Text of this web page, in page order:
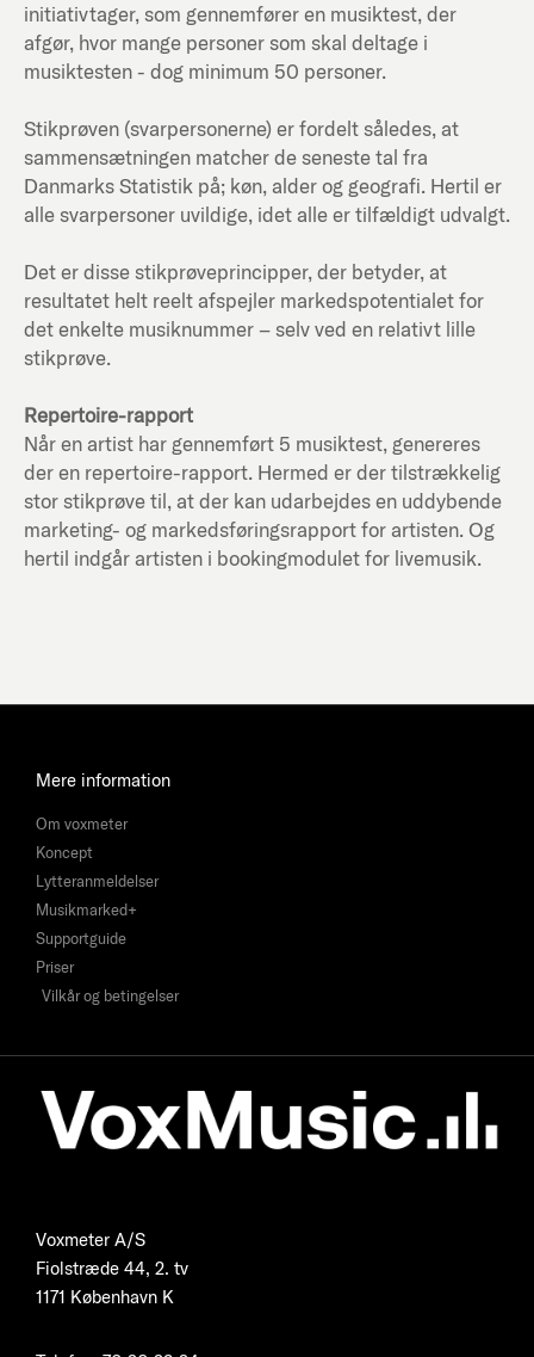
initiativtager, som gennemfører en musiktest, der
afgør, hvor mange personer som skal deltage i
musiktesten - dog minimum 50 personer.
Stikprøven (svarpersonerne) er fordelt således, at
sammensætningen matcher de seneste tal fra
Danmarks Statistik på; køn, alder og geografi. Hertil er
alle svarpersoner uvildige, idet alle er tilfældigt udvalgt.
Det er disse stikprøveprincipper, der betyder, at
resultatet helt reelt afspejler markedspotentialet for
det enkelte musiknummer – selv ved en relativt lille
stikprøve.
Repertoire-rapport
Når en artist har gennemført 5 musiktest, genereres
der en repertoire-rapport. Hermed er der tilstrækkelig
stor stikprøve til, at der kan udarbejdes en uddybende
marketing- og markedsføringsrapport for artisten. Og
hertil indgår artisten i bookingmodulet for livemusik.
Mere information
Om voxmeter
Koncept
Lytteranmeldelser
Musikmarked+
Supportguide
Priser
Vilkår og betingelser
Voxmeter A/S
Fiolstræde 44, 2. tv
1171 København K